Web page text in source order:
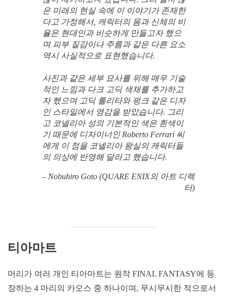
은 미래의 현실 속에 이 이야기가 존재한
다고 가정해서, 캐릭터의 몸과 신체의 비
율은 현대인과 비슷하게 만들고자 했으
며 피부 질감이나 주름과 같은 다른 요소
역시 사실적으로 표현했습니다.
사진과 같은 세부 묘사를 위해 매우 기술
적인 느낌과 다크 고딕 색채를 추가하고
자 했으며 고딕 롤리타와 펑크 같은 디자
인 스타일에서 영감을 받았습니다. 그리
고 코넬리아 성의 기본적인 색은 흰색이
기 때문에 디자이너인 Roberto Ferrari 씨
에게 이 점을 코넬리아 왕실의 캐릭터들
의 의상에 반영해 달라고 했습니다.
– Nobuhiro Goto (QUARE ENIX의 아트 디렉
터)
티아마트
머리가 여러 개인 티아마트는 원작 FINAL FANTASY에 등
장하는 4 마리의 카오스 중 하나이며, 무시무시한 적으로서